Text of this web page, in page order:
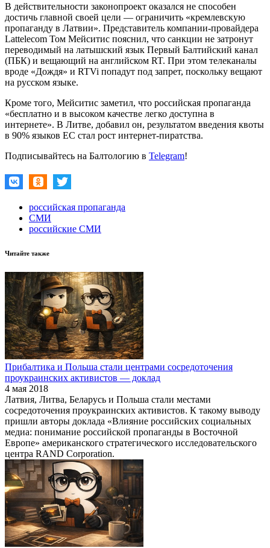
В действительности законопроект оказался не способен
достичь главной своей цели — ограничить «кремлевскую
пропаганду в Латвии». Представитель компании-провайдера
Lattelecom Том Мейситис пояснил, что санкции не затронут
переводимый на латышский язык Первый Балтийский канал
(ПБК) и вещающий на английском RT. При этом телеканалы
вроде «Дождя» и RTVi попадут под запрет, поскольку вещают
на русском языке.
Кроме того, Мейситис заметил, что российская пропаганда
«бесплатно и в высоком качестве легко доступна в
интернете». В Литве, добавил он, результатом введения квоты
в 90% языков ЕС стал рост интернет-пиратства.
Подписывайтесь на Балтологию в Telegram!
российская пропаганда
СМИ
российские СМИ
Читайте также
Прибалтика и Польша стали центрами сосредоточения
проукраинских активистов — доклад
4 мая 2018
Латвия, Литва, Беларусь и Польша стали местами
сосредоточения проукраинских активистов. К такому выводу
пришли авторы доклада «Влияние российских социальных
медиа: понимание российской пропаганды в Восточной
Европе» американского стратегического исследовательского
центра RAND Corporation.